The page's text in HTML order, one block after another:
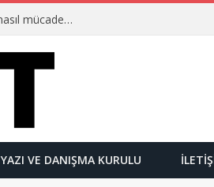
Ulusalcılar kimlerdir ve “Yetmez ama evet”çilere karşı nasıl mücadele ederler?
YAZI VE DANIŞMA KURULU